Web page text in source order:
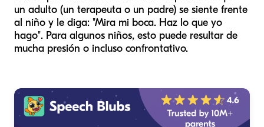
un adulto (un terapeuta o un padre) se siente frente
al niño y le diga: "Mira mi boca. Haz lo que yo
hago". Para algunos niños, esto puede resultar de
mucha presión o incluso confrontativo.